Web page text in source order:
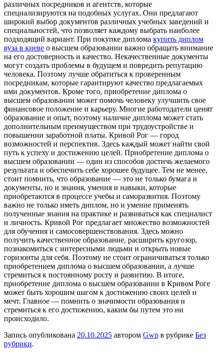
различных посредников и агентств, которые
специализируются на подобных услугах. Они предлагают
широкий выбор документов различных учебных заведений и
специальностей, что позволяет каждому выбрать наиболее
подходящий вариант. При покупке диплома купить диплом
вуза в киеве о высшем образовании важно обращать внимание
на его достоверность и качество. Некачественные документы
могут создать проблемы в будущем и повредить репутацию
человека. Поэтому лучше обратиться к проверенным
посредникам, которые гарантируют качество предлагаемых
ими документов. Кроме того, приобретение диплома о
высшем образовании может помочь человеку улучшить свое
финансовое положение и карьеру. Многие работодатели ценят
образование и опыт, поэтому наличие диплома может стать
дополнительным преимуществом при трудоустройстве и
повышении заработной платы. Кривой Рог — город
возможностей и перспектив. Здесь каждый может найти свой
путь к успеху и достижению целей. Приобретение диплома о
высшем образовании — один из способов достичь желаемого
результата и обеспечить себе хорошее будущее. Тем не менее,
стоит помнить, что образование — это не только бумага и
документы, но и знания, умения и навыки, которые
приобретаются в процессе учебы и саморазвития. Поэтому
важно не только иметь диплом, но и умение применять
полученные знания на практике и развиваться как специалист
и личность. Кривой Рог предлагает множество возможностей
для обучения и самосовершенствования. Здесь можно
получить качественное образование, расширить кругозор,
познакомиться с интересными людьми и открыть новые
горизонты для себя. Поэтому не стоит ограничиваться только
приобретением диплома о высшем образовании, а лучше
стремиться к постоянному росту и развитию. В итоге,
приобретение диплома о высшем образовании в Кривом Роге
может быть хорошим шагом к достижению своих целей и
мечт. Главное — помнить о значимости образования и
стремиться к его достижению, каким бы путем это ни
происходило.
Запись опубликована 20.10.2025 автором Gwp в рубрике Без
рубрики.